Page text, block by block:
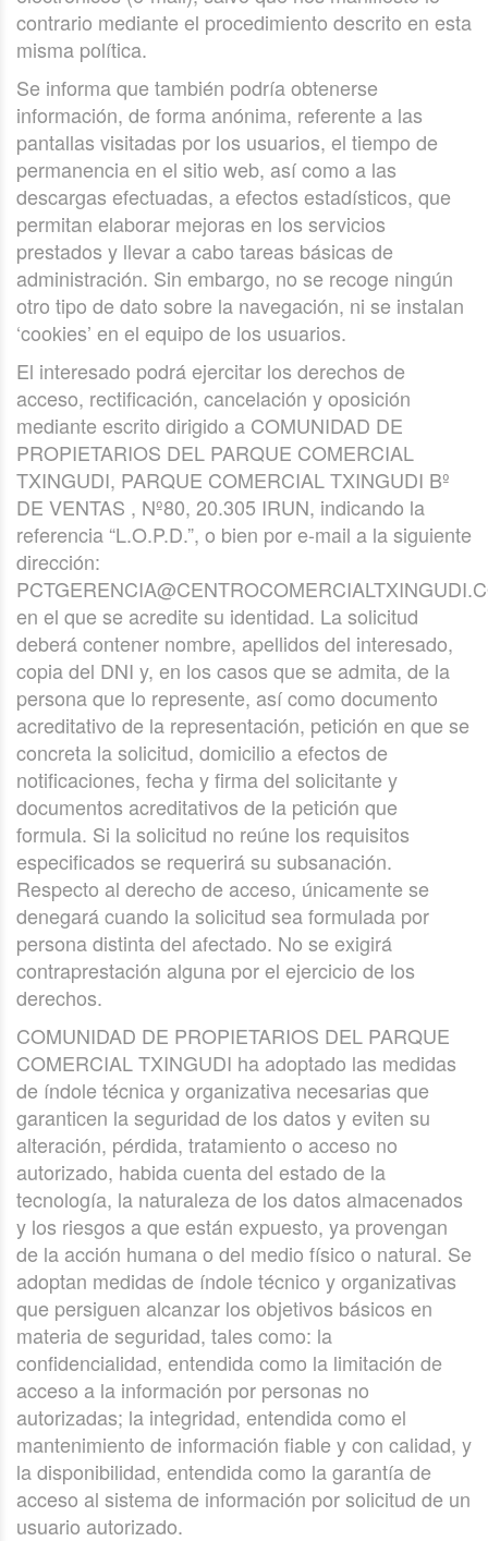
contrario mediante el procedimiento descrito en esta
misma política.
Se informa que también podría obtenerse
información, de forma anónima, referente a las
pantallas visitadas por los usuarios, el tiempo de
permanencia en el sitio web, así como a las
descargas efectuadas, a efectos estadísticos, que
permitan elaborar mejoras en los servicios
prestados y llevar a cabo tareas básicas de
administración. Sin embargo, no se recoge ningún
otro tipo de dato sobre la navegación, ni se instalan
‘cookies’ en el equipo de los usuarios.
El interesado podrá ejercitar los derechos de
acceso, rectificación, cancelación y oposición
mediante escrito dirigido a COMUNIDAD DE
PROPIETARIOS DEL PARQUE COMERCIAL
TXINGUDI, PARQUE COMERCIAL TXINGUDI Bº
DE VENTAS , Nº80, 20.305 IRUN, indicando la
referencia “L.O.P.D.”, o bien por e-mail a la siguiente
dirección:
en el que se acredite su identidad. La solicitud
deberá contener nombre, apellidos del interesado,
copia del DNI y, en los casos que se admita, de la
persona que lo represente, así como documento
acreditativo de la representación, petición en que se
concreta la solicitud, domicilio a efectos de
notificaciones, fecha y firma del solicitante y
documentos acreditativos de la petición que
formula. Si la solicitud no reúne los requisitos
especificados se requerirá su subsanación.
Respecto al derecho de acceso, únicamente se
denegará cuando la solicitud sea formulada por
persona distinta del afectado. No se exigirá
contraprestación alguna por el ejercicio de los
derechos.
COMUNIDAD DE PROPIETARIOS DEL PARQUE
COMERCIAL TXINGUDI ha adoptado las medidas
de índole técnica y organizativa necesarias que
garanticen la seguridad de los datos y eviten su
alteración, pérdida, tratamiento o acceso no
autorizado, habida cuenta del estado de la
tecnología, la naturaleza de los datos almacenados
y los riesgos a que están expuesto, ya provengan
de la acción humana o del medio físico o natural. Se
adoptan medidas de índole técnico y organizativas
que persiguen alcanzar los objetivos básicos en
materia de seguridad, tales como: la
confidencialidad, entendida como la limitación de
acceso a la información por personas no
autorizadas; la integridad, entendida como el
mantenimiento de información fiable y con calidad, y
la disponibilidad, entendida como la garantía de
acceso al sistema de información por solicitud de un
usuario autorizado.